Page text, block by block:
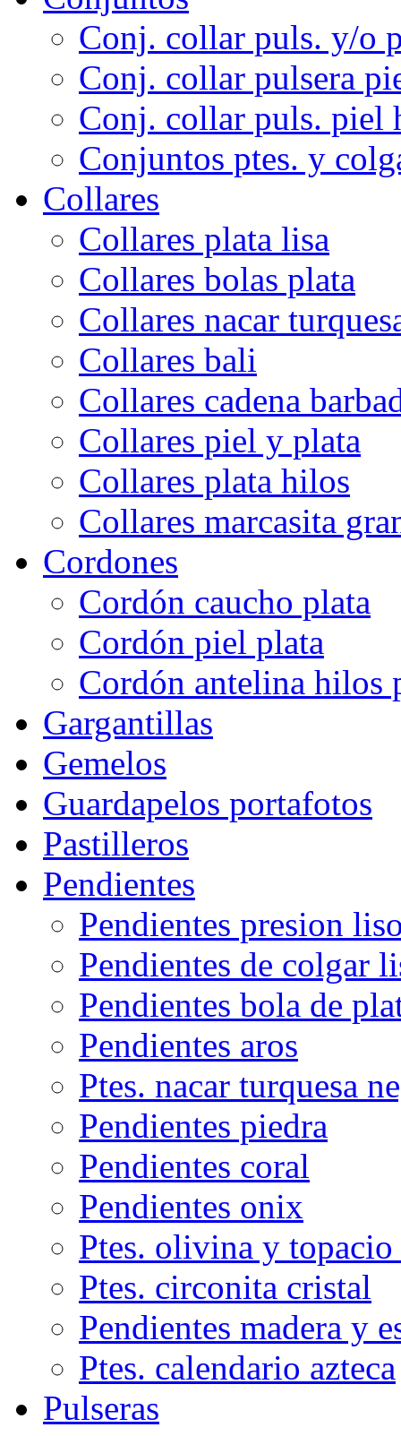
Conj. collar puls. y/o
Conj. collar pulsera
Conj. collar puls. piel
Conjuntos ptes. y
Collares
Collares plata lisa
Collares bolas plata
Collares nacar
Collares bali
Collares cadena
Collares piel y plata
Collares plata hilos
Collares marcasita
Cordones
Cordón caucho plata
Cordón piel plata
Cordón antelina hilos
Gargantillas
Gemelos
Guardapelos portafotos
Pastilleros
Pendientes
Pendientes presion
Pendientes de colgar
Pendientes bola de
Pendientes aros
Ptes. nacar turquesa
Pendientes piedra
Pendientes coral
Pendientes onix
Ptes. olivina y topacio
Ptes. circonita cristal
Pendientes madera y
Ptes. calendario azteca
Pulseras